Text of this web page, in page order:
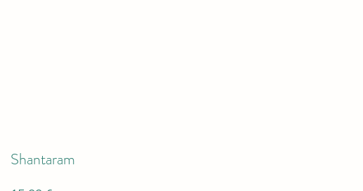
Shantaram